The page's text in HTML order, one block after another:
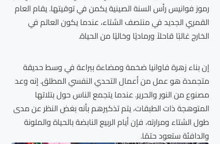
رموز فوانيس رأس السنة الصينية يكمن في توقيتها. يقام العام
القمري الجديد في منتصف الشتاء، عندما يكون العالم في
الخارج غالبًا قاحلاً ورماديًا وخاليًا من الحياة.
إن بناء زهرة فاوانيا ضخمة ومضاءة ببراعة في وسط حديقة
متجمدة هو عمل من أعمال التحدي النفسي المطلق. إنه وعد
مصنوع من النور والحرير. عندما يتجمع الناس حول بتلاتها
المتوهجة ذات الطبقات، يتم تذكيرهم بأنه بغض النظر عن مدى
طول الشتاء ومرارته، فإن أيام الربيع النابضة بالحياة والملونة
والدافئة ستعود حتمًا.